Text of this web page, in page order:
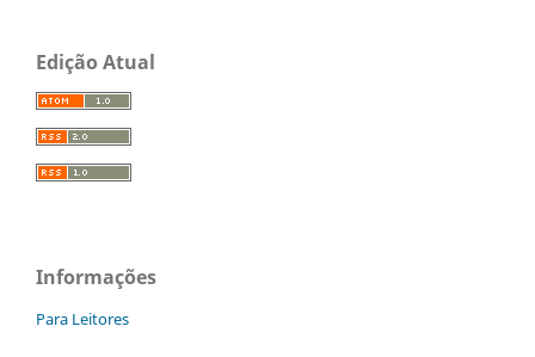
Edição Atual
Informações
Para Leitores